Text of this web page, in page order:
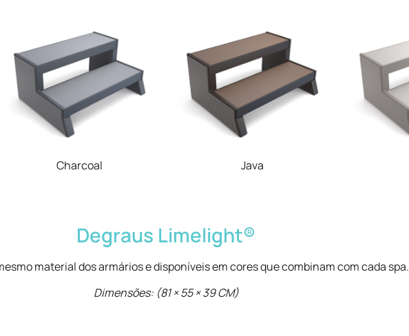
Charcoal Java
Degraus Limelight®
material dos armários e disponíveis em cores que combinam com cada spa.
Dimensões: (81 × 55 × 39 CM)